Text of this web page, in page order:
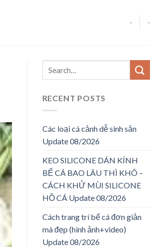
- -
RECENT POSTS
Các loại cá cảnh dễ sinh sản
Update 08/2026
KEO SILICONE DÁN KÍNH
BỂ CÁ BAO LÂU THÌ KHÔ –
CÁCH KHỬ MÙI SILICONE
HỒ CÁ Update 08/2026
Cách trang trí bể cá đơn giản
mà đẹp (hình ảnh+video)
Update 08/2026